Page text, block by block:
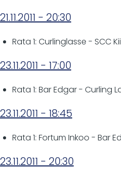
21.11.2011 - 20:30
Rata 1: Curlinglasse - SCC
23.11.2011 - 17:00
Rata 1: Bar Edgar - Curling
23.11.2011 - 18:45
Rata 1: Fortum Inkoo - Bar
23.11.2011 - 20:30